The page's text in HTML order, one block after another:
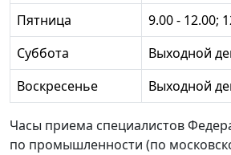
Пятница
9.00 - 12.00;
Суббота
Выходной
Воскресенье
Выходной
Часы приема специалистов
по промышленности (по